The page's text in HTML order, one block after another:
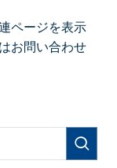
ページを表示
お問い合わせ